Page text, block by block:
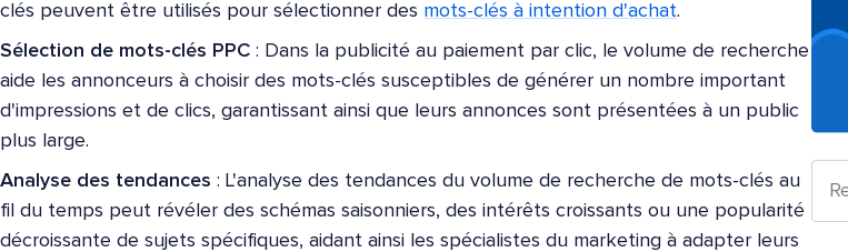
clés peuvent être utilisés pour sélectionner des mots-clés à intention d'achat.
Sélection de mots-clés PPC : Dans la publicité au paiement par clic, le volume de recherche
aide les annonceurs à choisir des mots-clés susceptibles de générer un nombre important
d'impressions et de clics, garantissant ainsi que leurs annonces sont présentées à un public
plus large.
Analyse des tendances : L'analyse des tendances du volume de recherche de mots-clés au
fil du temps peut révéler des schémas saisonniers, des intérêts croissants ou une popularité
décroissante de sujets spécifiques, aidant ainsi les spécialistes du marketing à adapter leurs